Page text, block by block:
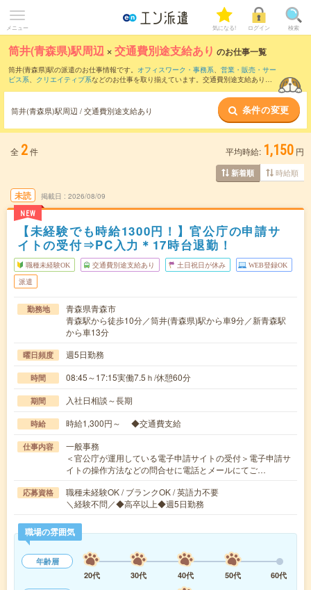
メニュー 気になる! ログイン 検索
筒井(青森県)駅周辺 ×交通費別途支給あり のお仕事一覧
筒井(青森県)駅の派遣のお仕事情報です。 オフィスワーク・事務系、 営業・販売・サー
ビス系、 クリエイティブ系などのお仕事を取り揃えています。交通費別途支給ありの
筒井(青森県)駅周辺 / 交通費別途支給あり 条件の変更
全 2件 平均時給: 1,150 円
新着順 時給順
未読
NEW
掲載日 2026/08/09
【未経験でも時給1300円！】官公庁の申請サ
イトの受付⇒PC入力＊17時台退勤！
職種未経験OK 交通費別途支給あり 土日祝日が休み WEB登録OK
派遣
勤務地
青森県青森市
青森駅から徒歩10分／筒井(青森県)駅から車9分／新青森駅
から車13分
曜日頻度 週5日勤務
時間 08:45～17:15実働7.5ｈ/休憩60分
期間 入社日相談～長期
時給 時給1,300円～ ◆交通費支給
仕事内容
一般事務
＜官公庁が運用している電子申請サイトの受付＞電子申請サ
イトの操作方法などの問合せに電話とメールにてご…
応募資格
職種未経験OK / ブランクOK / 英語力不要
＼経験不問／◆高卒以上◆週5日勤務
職場の雰囲気
年齢層
20代
30代 40代 50代
60代